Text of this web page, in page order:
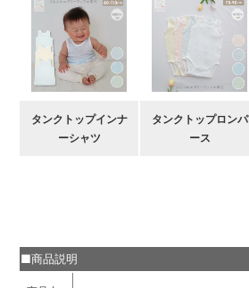
タンクトップインナ
ーシャツ
タンクトップロンパ
ース
■商品説明